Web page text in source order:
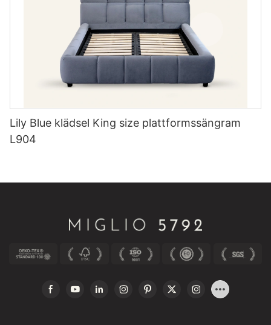
Lily Blue klädsel King size plattformssängram
L904